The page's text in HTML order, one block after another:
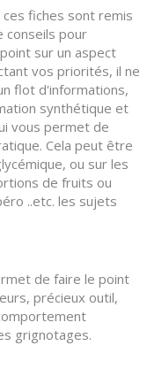
ces fiches sont remis
conseils pour
sur un aspect
vos priorités, il ne
flot d'informations,
synthétique et
vous permet de
Cela peut être
ou sur les
de fruits ou
..etc. les sujets
de faire le point
précieux outil,
grignotages.